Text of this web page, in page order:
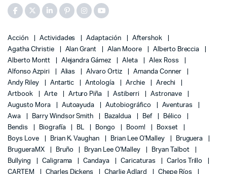
Acción Actividades Adaptación
Aftershok
Agatha Christie
Alan Grant Alan Moore
Alberto Breccia
Alberto Montt
Alejandra Gámez Aleta
Alex Ross
Alfonso Azpiri
Alias Alvaro Ortiz
Amanda Conner
Andy Riley
Antartic Antología Archie
Arechi
Artbook
Arte Arturo Piña Astiberri
Astronave
Augusto Mora
Autoayuda Autobiográfico
Aventuras
Awa
Barry Windsor Smith Bazaldua Bef
Bélico
Bendis
Biografía BL Bongo Boom!
Boxset
Boys Love
Brian K. Vaughan Brian Lee O'Malley
Bruguera
BrugueraMX
Bruño Bryan Lee O'Malley
Bryan Talbot
Bullying
Caligrama Candaya Caricaturas
Carlos Trillo
CARTEM
Charles Dickens Charlie Adlard
Chepe Ríos